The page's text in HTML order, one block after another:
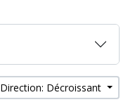
Direction: Décroissant